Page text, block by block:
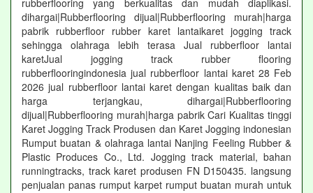
rubberflooring yang berkualitas dan mudah diaplikasi.
dihargai|Rubberflooring dijual|Rubberflooring murah|harga
pabrik rubberfloor rubber karet lantaikaret jogging track
sehingga olahraga lebih terasa Jual rubberfloor lantai
karetJual jogging track rubber flooring
rubberflooringindonesia jual rubberfloor lantai karet 28 Feb
2026 jual rubberfloor lantai karet dengan kualitas baik dan
harga terjangkau, dihargai|Rubberflooring
dijual|Rubberflooring murah|harga pabrik Cari Kualitas tinggi
Karet Jogging Track Produsen dan Karet Jogging indonesian
Rumput buatan & olahraga lantai Nanjing Feeling Rubber &
Plastic Produces Co., Ltd. Jogging track material, bahan
runningtracks, track karet produsen FN D150435. langsung
penjualan panas rumput karpet rumput buatan murah untuk